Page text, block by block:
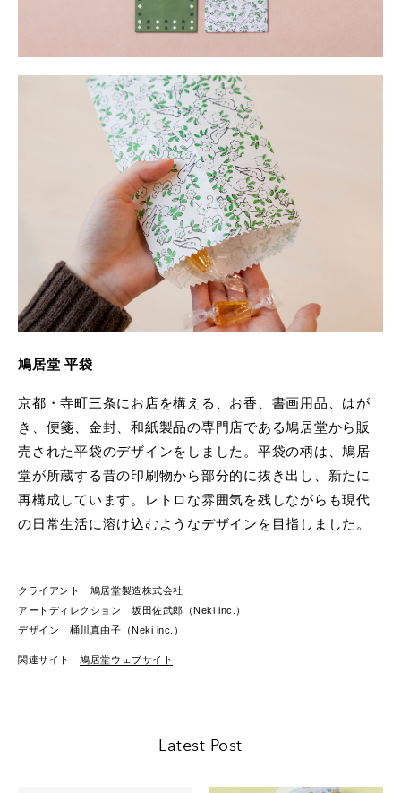
鳩居堂 平袋
京都・寺町三条にお店を構える、お香、書画用品、はが
き、便箋、金封、和紙製品の専門店である鳩居堂から販
売された平袋のデザインをしました。平袋の柄は、鳩居
堂が所蔵する昔の印刷物から部分的に抜き出し、新たに
再構成しています。レトロな雰囲気を残しながらも現代
の日常生活に溶け込むようなデザインを目指しました。
クライアント 鳩居堂製造株式会社
アートディレクション 坂田佐武郎（Neki inc.）
デザイン 桶川真由子（Neki inc.）
関連サイト鳩居堂ウェブサイト
Latest Post